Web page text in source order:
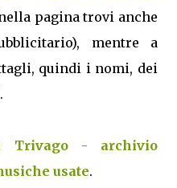
pagina trovi anche
mentre a
quindi i nomi, dei
Trivago - archivio
usate.